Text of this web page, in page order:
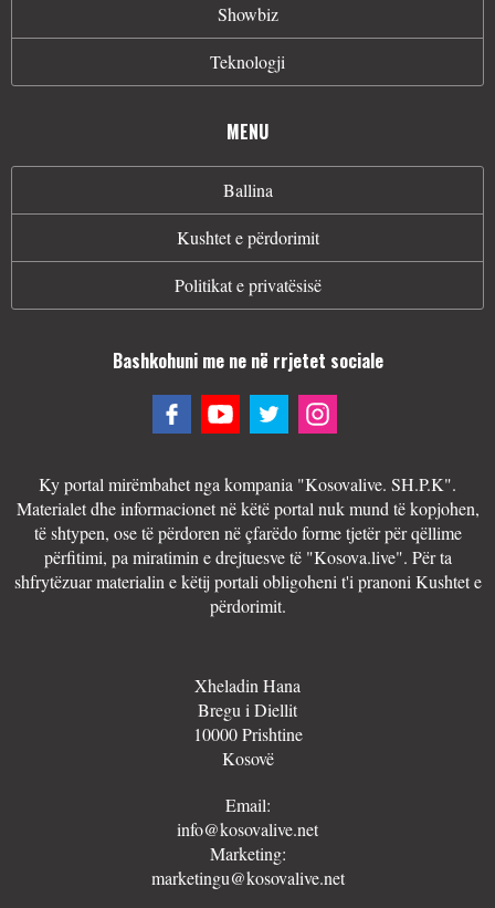
Showbiz
Teknologji
MENU
Ballina
Kushtet e përdorimit
Politikat e privatësisë
Bashkohuni me ne në rrjetet sociale
Ky portal mirëmbahet nga kompania "Kosovalive. SH.P.K".
Materialet dhe informacionet në këtë portal nuk mund të kopjohen,
të shtypen, ose të përdoren në çfarëdo forme tjetër për qëllime
përfitimi, pa miratimin e drejtuesve të "Kosova.live". Për ta
shfrytëzuar materialin e këtij portali obligoheni t'i pranoni Kushtet e
përdorimit.
Xheladin Hana
Bregu i Diellit
10000 Prishtine
Kosovë
Email:
info@kosovalive.net
Marketing:
marketingu@kosovalive.net